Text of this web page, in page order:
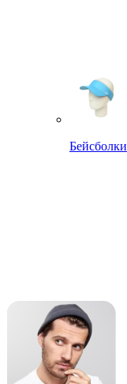
Бейсболки